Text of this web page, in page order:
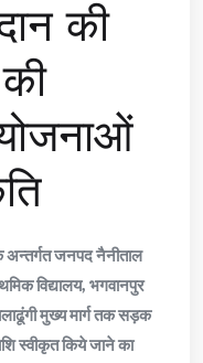
की
अन्तर्गत जनपद नैनीताल
विद्यालय, भगवानपुर
मुख्य मार्ग तक सड़क
स्वीकृत किये जाने का